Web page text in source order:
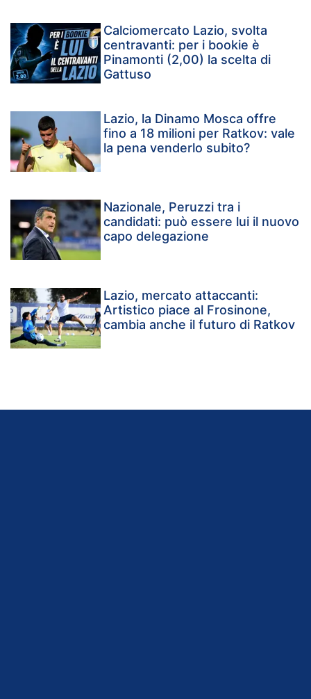
Calciomercato Lazio, svolta
centravanti: per i bookie è
Pinamonti (2,00) la scelta di
Gattuso
Lazio, la Dinamo Mosca offre
fino a 18 milioni per Ratkov: vale
la pena venderlo subito?
Nazionale, Peruzzi tra i
candidati: può essere lui il nuovo
capo delegazione
Lazio, mercato attaccanti:
Artistico piace al Frosinone,
cambia anche il futuro di Ratkov